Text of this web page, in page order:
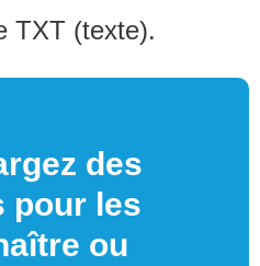
TXT (texte).
des
pour les
ou